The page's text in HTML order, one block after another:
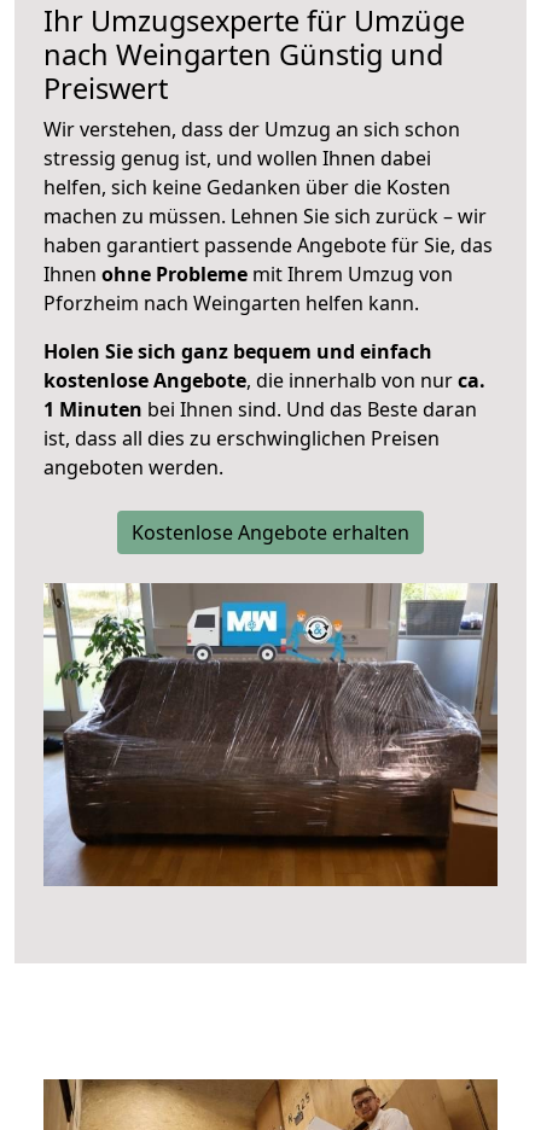
Ihr Umzugsexperte für Umzüge
nach Weingarten Günstig und
Preiswert
Wir verstehen, dass der Umzug an sich schon
stressig genug ist, und wollen Ihnen dabei
helfen, sich keine Gedanken über die Kosten
machen zu müssen. Lehnen Sie sich zurück – wir
haben garantiert passende Angebote für Sie, das
Ihnen ohne Probleme mit Ihrem Umzug von
Pforzheim nach Weingarten helfen kann.
Holen Sie sich ganz bequem und einfach
kostenlose Angebote, die innerhalb von nurca.
1 Minuten bei Ihnen sind. Und das Beste daran
ist, dass all dies zu erschwinglichen Preisen
angeboten werden.
Kostenlose Angebote erhalten